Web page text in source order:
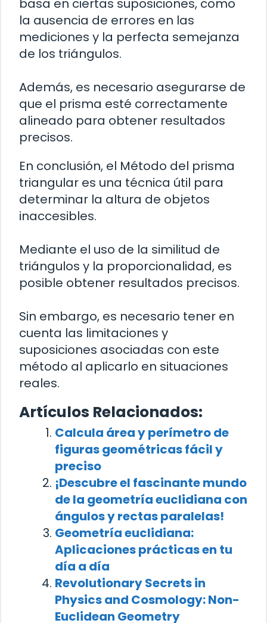
basa en ciertas suposiciones, como
la ausencia de errores en las
mediciones y la perfecta semejanza
de los triángulos.
Además, es necesario asegurarse de
que el prisma esté correctamente
alineado para obtener resultados
precisos.
En conclusión, el Método del prisma
triangular es una técnica útil para
determinar la altura de objetos
inaccesibles.
Mediante el uso de la similitud de
triángulos y la proporcionalidad, es
posible obtener resultados precisos.
Sin embargo, es necesario tener en
cuenta las limitaciones y
suposiciones asociadas con este
método al aplicarlo en situaciones
reales.
Artículos Relacionados:
Calcula área y perímetro de
figuras geométricas fácil y
preciso
¡Descubre el fascinante mundo
de la geometría euclidiana con
ángulos y rectas paralelas!
Geometría euclidiana:
Aplicaciones prácticas en tu
día a día
Revolutionary Secrets in
Physics and Cosmology: Non-
Euclidean Geometry